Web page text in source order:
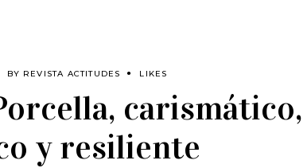
BY REVISTA ACTITUDES LIKES
carismático,
y resiliente